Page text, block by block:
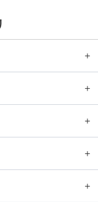
＋
＋
＋
＋
＋